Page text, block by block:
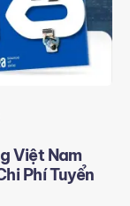
Việt Nam
Phí Tuyển